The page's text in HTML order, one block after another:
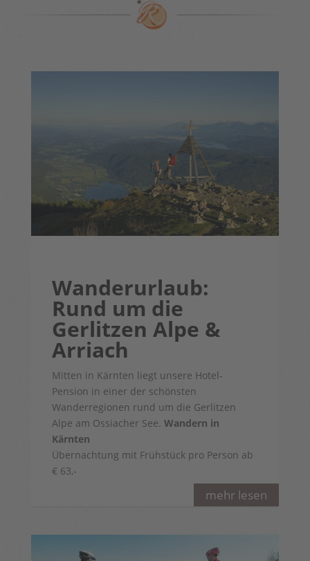
mehr lesen
Wanderurlaub:
Rund um die
Gerlitzen Alpe &
Arriach
Mitten in Kärnten liegt unsere Hotel-
Pension in einer der schönsten
Wanderregionen rund um die Gerlitzen
Alpe am Ossiacher See. Wandern in
Kärnten
Übernachtung mit Frühstück pro Person ab
€ 63,-